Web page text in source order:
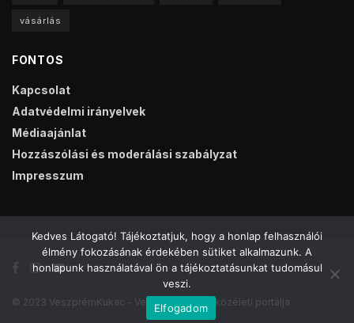
vásárlás
FONTOS
Kapcsolat
Adatvédelmi irányelvek
Médiaajánlat
Hozzászólási és moderálási szabályzat
Impresszum
© 2023 VeszprémKukac - Veszprém online közéleti portálja
Kedves Látogató! Tájékoztatjuk, hogy a honlap felhasználói
élmény fokozásának érdekében sütiket alkalmazunk. A
honlapunk használatával ön a tájékoztatásunkat tudomásul
veszi.
Elfogadom